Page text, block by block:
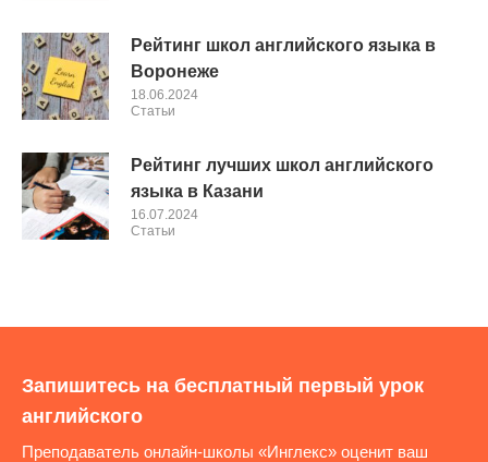
Рейтинг школ английского языка в
Воронеже
18.06.2024
Cтатьи
Рейтинг лучших школ английского
языка в Казани
16.07.2024
Cтатьи
Запишитесь на бесплатный первый урок
английского
Преподаватель онлайн-школы «Инглекс» оценит ваш